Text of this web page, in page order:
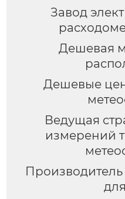
Завод
Дешевая
Дешевые
Ведущая
измерений